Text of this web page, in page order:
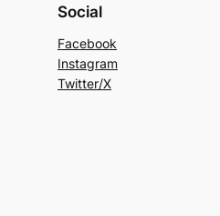
Social
Facebook
Instagram
Twitter/X